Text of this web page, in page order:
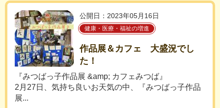
公開日：2023年05月16日
健康・医療・福祉の増進
作品展＆カフェ 大盛況でし
た！
『みつばっ子作品展 &amp; カフェみつば』
2月27日、気持ち良いお天気の中、『みつばっ子作品
展...